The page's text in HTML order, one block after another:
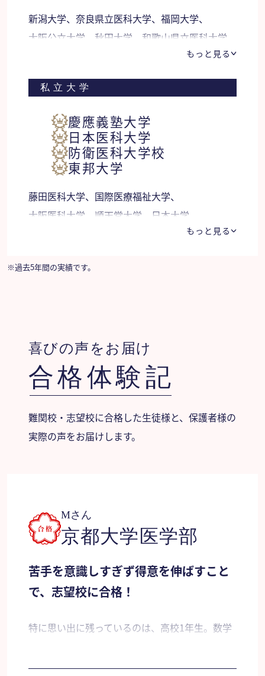
新潟大学、奈良県立医科大学、福岡大学、
大阪公立大学、秋田大学、和歌山県立医科大学、
もっと見る
私立大学
慶應義塾大学
日本医科大学
防衛医科大学校
東邦大学
藤田医科大学、国際医療福祉大学、
大阪医科大学、順天堂大学、日本大学、
帝京大学、産業医科大学、金沢医科大学、
愛知医科大学、杏林大学、岩手医科大学、
もっと見る
※過去5年間の実績です。
喜びの声をお届け
合格体験記
難関校・志望校に合格した生徒様と、保護者様の
実際の声をお届けします。
Mさん
京都大学医学部
苦手を意識しすぎず得意を伸ばすこと
で、志望校に合格！
特に思い出に残っているのは、高校1年生。数学
たりとか予習したりとか頭に入れなくてはならな